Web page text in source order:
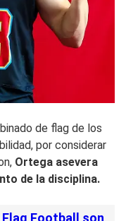
de flag de los
por considerar
Ortega asevera
de la disciplina.
Football son